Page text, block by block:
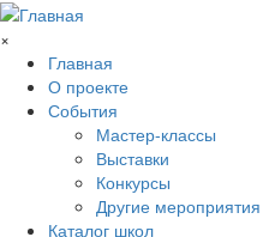
Перейти к основному содержанию
×
Главная
О проекте
События
Мастер-классы
Выставки
Конкурсы
Другие мероприятия
Каталог школ